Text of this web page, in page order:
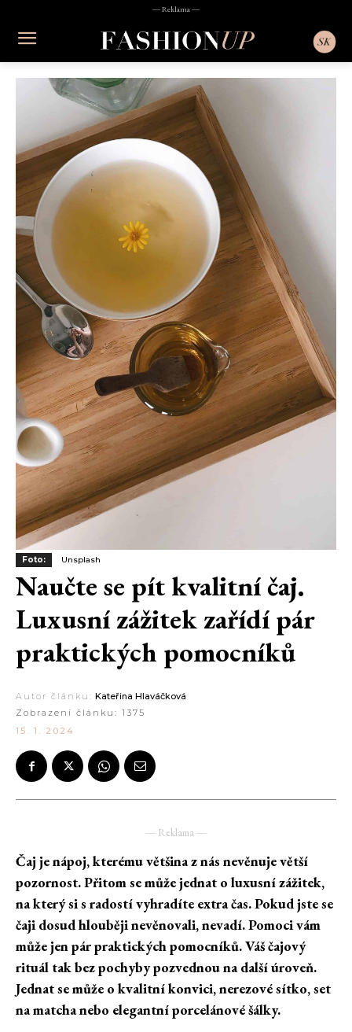
― Reklama ―
Foto: Unsplash
Naučte se pít kvalitní čaj.
Luxusní zážitek zařídí pár
praktických pomocníků
Autor článku: Kateřina Hlaváčková
Zobrazení článku: 1375
15. 1. 2024
― Reklama ―
Čaj je nápoj, kterému většina z nás nevěnuje větší
pozornost. Přitom se může jednat o luxusní zážitek,
na který si s radostí vyhradíte extra čas. Pokud jste se
čaji dosud hlouběji nevěnovali, nevadí. Pomoci vám
může jen pár praktických pomocníků. Váš čajový
rituál tak bez pochyby pozvednou na další úroveň.
Jednat se může o kvalitní konvici, nerezové sítko, set
na matcha nebo elegantní porcelánové šálky.